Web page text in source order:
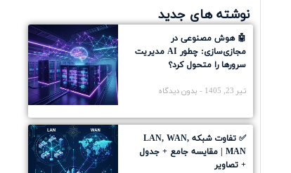
نوشته های جدید
🤖 هوش مصنوعی در
مجازی‌سازی: چطور AI مدیریت
سرورها را متحول کرد؟
تیر 23, 1405 بدون دیدگاه
✅ تفاوت شبکه LAN, WAN,
MAN | مقایسه جامع + جدول
+ تصاویر